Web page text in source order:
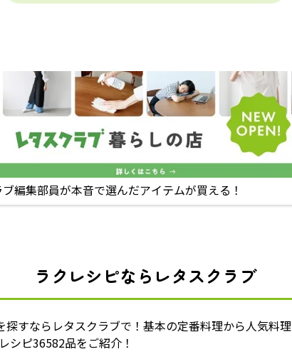
編集部員が本音で選んだアイテムが買える！
ラクレシピならレタスクラブ
すならレタスクラブで！基本の定番料理から人気料
シピ36582品をご紹介！